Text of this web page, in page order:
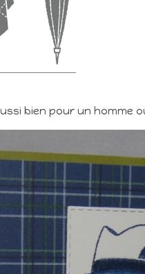
bien pour un homme